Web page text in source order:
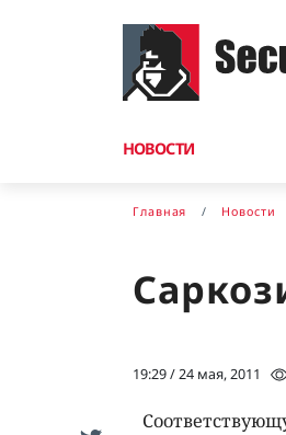
НОВОСТИ
Главная Новости
19:29 / 24 мая, 2011